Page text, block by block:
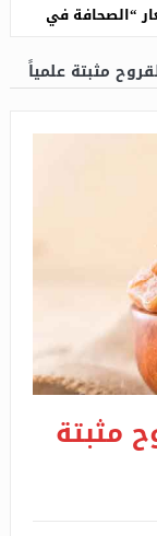
“الصحافة في
المتضمن
على منزل
تهريب أزيد من
مثبتة علمياً
مثبتة